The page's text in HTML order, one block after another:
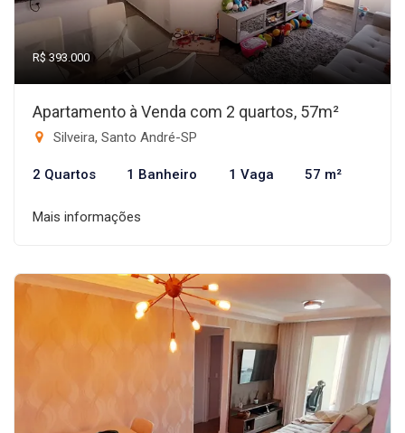
R$ 393.000
Apartamento à Venda com 2 quartos, 57m²
Silveira, Santo André-SP
2 Quartos 1 Banheiro 1 Vaga 57 m²
Mais informações